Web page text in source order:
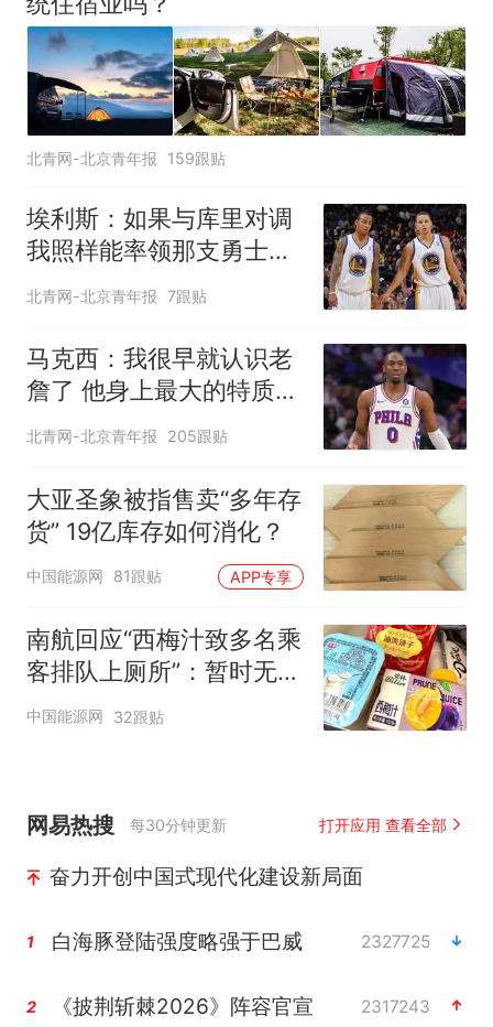
北青网-北京青年报 159跟贴
埃利斯：如果与库里对调
我照样能率领那支勇士取
得现在的成就
北青网-北京青年报 7跟贴
马克西：我很早就认识老
詹了 他身上最大的特质就
是谦逊
北青网-北京青年报 205跟贴
大亚圣象被指售卖“多年存
货” 19亿库存如何消化？
中国能源网 81跟贴 APP专享
南航回应“西梅汁致多名乘
客排队上厕所”：暂时无法
核查是否发放西梅汁
中国能源网 32跟贴
网易热搜 每30分钟更新 打开应用 查看全部
奋力开创中国式现代化建设新局面
1 白海豚登陆强度略强于巴威 2327725
2 《披荆斩棘2026》阵容官宣 2317243